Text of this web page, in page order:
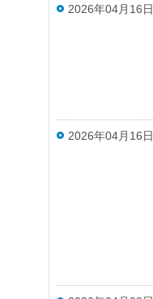
2026年04月16日
2026年04月16日